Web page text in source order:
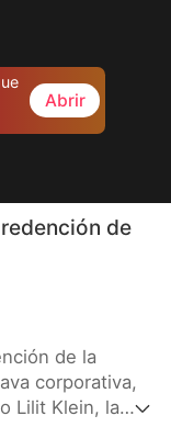
Abrir
de
de la
corporativa,
Lilit Klein, la